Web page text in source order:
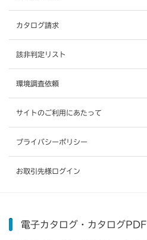
カタログ請求
該非判定リスト
環境調査依頼
サイトのご利用にあたって
プライバシーポリシー
お取引先様ログイン
電子カタログ・カタログPDF